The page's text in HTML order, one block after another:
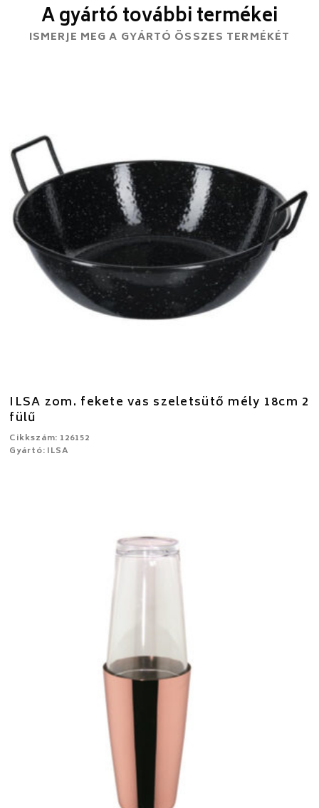
A gyártó további termékei
ISMERJE MEG A GYÁRTÓ ÖSSZES TERMÉKÉT
ILSA zom. fekete vas szeletsütő mély 18cm 2
fülű
Cikkszám: 126152
Gyártó: ILSA